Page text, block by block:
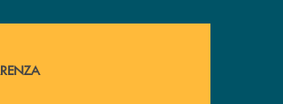
documenti ? Vai alla pagina della